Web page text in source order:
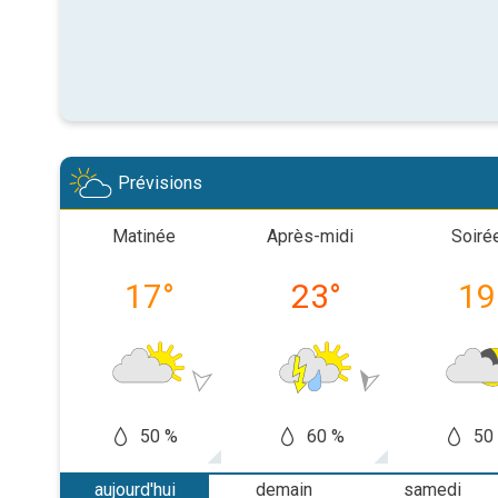
Prévisions
Matinée
17°
50 %
Après-midi
23°
60 %
19
50
aujourd'hui
demain
samedi